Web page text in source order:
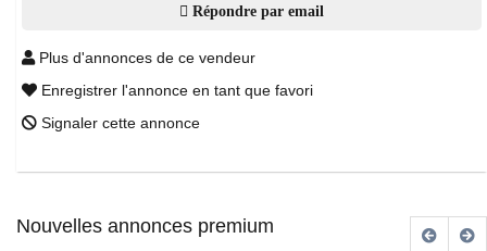
Répondre par email
Plus d'annonces de ce vendeur
Enregistrer l'annonce en tant que favori
Signaler cette annonce
Nouvelles annonces premium